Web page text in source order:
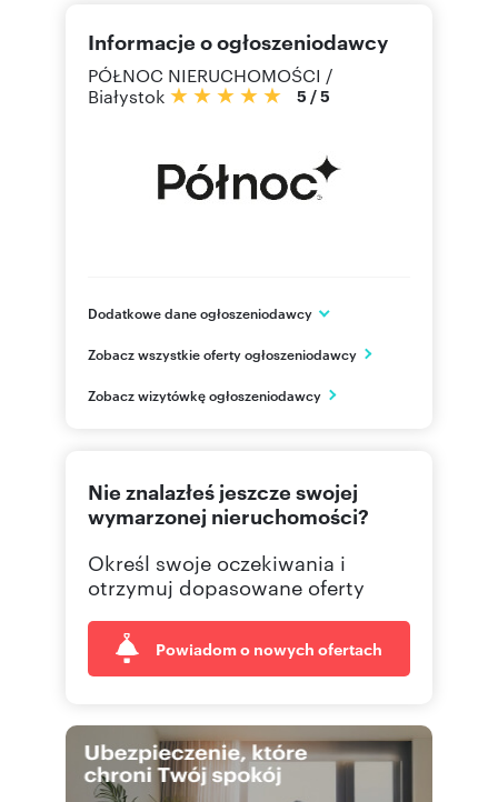
Informacje o ogłoszeniodawcy
PÓŁNOC NIERUCHOMOŚCI /
Białystok
5 /5
Dodatkowe dane ogłoszeniodawcy
Białystok
PL
Zobacz wszystkie oferty ogłoszeniodawcy
Zobacz wizytówkę ogłoszeniodawcy
Nie znalazłeś jeszcze swojej
wymarzonej nieruchomości?
Określ swoje oczekiwania i
otrzymuj dopasowane oferty
Powiadom o nowych ofertach